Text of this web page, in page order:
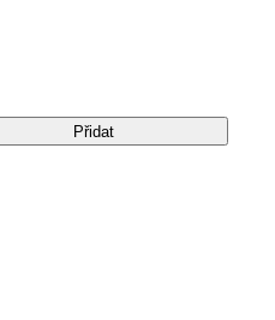
Přidat